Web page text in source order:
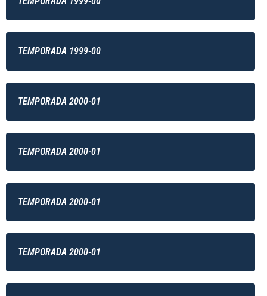
TEMPORADA 1999-00
TEMPORADA 2000-01
TEMPORADA 2000-01
TEMPORADA 2000-01
TEMPORADA 2000-01